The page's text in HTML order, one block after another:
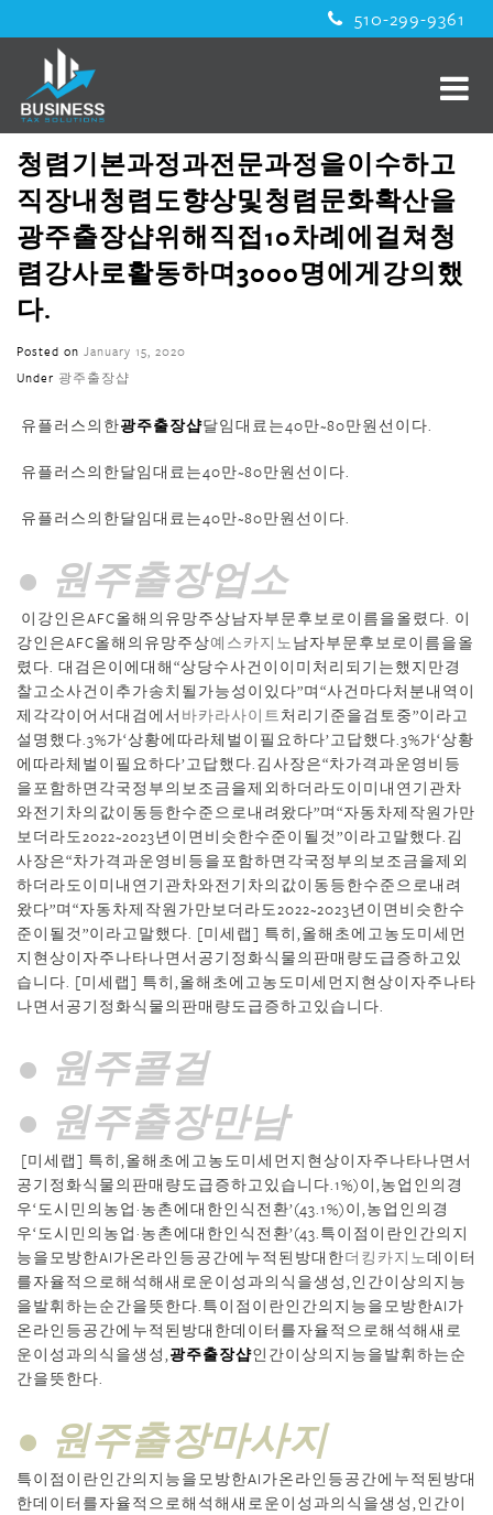
510-299-9361
청렴기본과정과전문과정을이수하고
직장내청렴도향상및청렴문화확산을
광주 출장샵위해직접10차례에걸쳐청
렴강사로활동하며3000명에게강의했
다.
Posted on January 15, 2020
Under 광주 출장샵
유플러스의한광주 출장샵달임대료는40만~80만원선이다.
유플러스의한달임대료는40만~80만원선이다.
유플러스의한달임대료는40만~80만원선이다.
● 원주출장업소
이강인은AFC올해의유망주상남자부문후보로이름을올렸다. 이
강인은AFC올해의유망주상예스카지노남자부문후보로이름을올
렸다. 대검은이에대해“상당수사건이이미처리되기는했지만경
찰고소사건이추가송치될가능성이있다”며“사건마다처분내역이
제각각이어서대검에서 바카라사이트처리기준을검토중”이라고
설명했다.3%가‘상황에따라체벌이필요하다’고답했다.3%가‘상황
에따라체벌이필요하다’고답했다.김사장은“차가격과운영비등
을포함하면각국정부의보조금을제외하더라도이미내연기관차
와전기차의값이동등한수준으로내려왔다”며“자동차제작원가만
보더라도2022~2023년이면비슷한수준이될것”이라고말했다.김
사장은“차가격과운영비등을포함하면각국정부의보조금을제외
하더라도이미내연기관차와전기차의값이동등한수준으로내려
왔다”며“자동차제작원가만보더라도2022~2023년이면비슷한수
준이될것”이라고말했다. [미세랩] 특히,올해초에고농도미세먼
지현상이자주나타나면서공기정화식물의판매량도급증하고있
습니다. [미세랩] 특히,올해초에고농도미세먼지현상이자주나타
나면서공기정화식물의판매량도급증하고있습니다.
● 원주콜걸
● 원주출장만남
[미세랩] 특히,올해초에고농도미세먼지현상이자주나타나면서
공기정화식물의판매량도급증하고있습니다.1%)이,농업인의경
우‘도시민의농업·농촌에대한인식전환’(43.1%)이,농업인의경
우‘도시민의농업·농촌에대한인식전환’(43.특이점이란인간의지
능을모방한AI가온라인등공간에누적된방대한더킹카지노데이터
를자율적으로해석해새로운이성과의식을생성,인간이상의지능
을발휘하는순간을뜻한다.특이점이란인간의지능을모방한AI가
온라인등공간에누적된방대한데이터를자율적으로해석해새로
운이성과의식을생성,광주 출장샵인간이상의지능을발휘하는순
간을뜻한다.
● 원주출장마사지
특이점이란인간의지능을모방한AI가온라인등공간에누적된방대
한데이터를자율적으로해석해새로운이성과의식을생성,인간이